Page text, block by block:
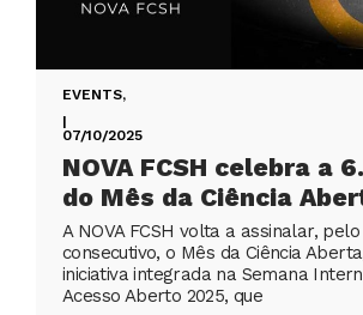
EVENTS,
|
07/10/2025
NOVA FCSH celebra a
do Mês da Ciência
A NOVA FCSH volta a assinalar,
consecutivo, o Mês da Ciência
iniciativa integrada na Semana
Acesso Aberto 2025, que